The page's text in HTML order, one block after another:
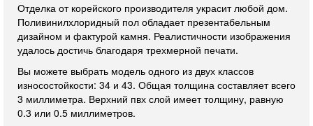
Отделка от корейского производителя украсит любой дом.
Поливинилхлоридный пол обладает презентабельным
дизайном и фактурой камня. Реалистичности изображения
удалось достичь благодаря трехмерной печати.
Вы можете выбрать модель одного из двух классов
износостойкости: 34 и 43. Общая толщина составляет всего
3 миллиметра. Верхний пвх слой имеет толщину, равную
0.3 или 0.5 миллиметров.